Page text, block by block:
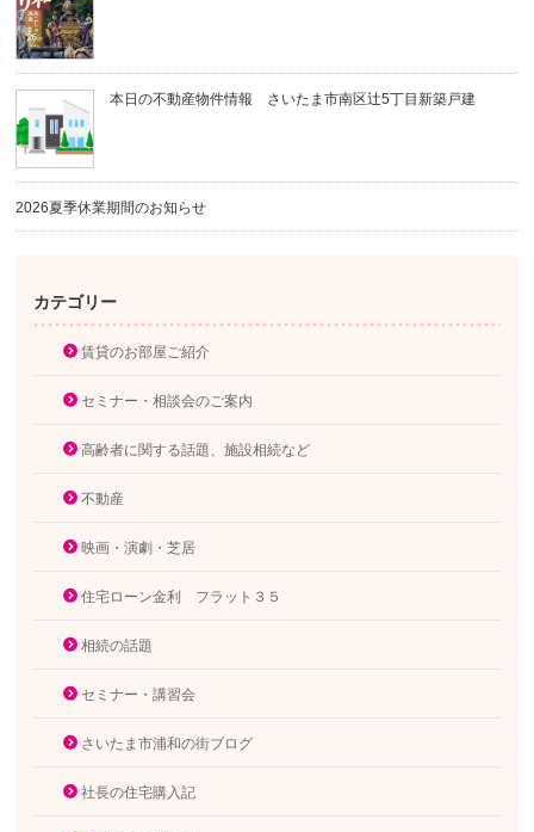
本日の不動産物件情報 さいたま市南区辻5丁目新築戸建
2026夏季休業期間のお知らせ
カテゴリー
賃貸のお部屋ご紹介
セミナー・相談会のご案内
高齢者に関する話題、施設相続など
不動産
映画・演劇・芝居
住宅ローン金利 フラット３５
相続の話題
セミナー・講習会
さいたま市浦和の街ブログ
社長の住宅購入記